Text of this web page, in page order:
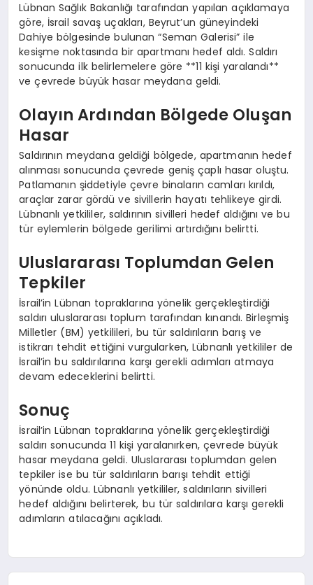
Lübnan Sağlık Bakanlığı tarafından yapılan açıklamaya
göre, İsrail savaş uçakları, Beyrut’un güneyindeki
Dahiye bölgesinde bulunan “Seman Galerisi” ile
kesişme noktasında bir apartmanı hedef aldı. Saldırı
sonucunda ilk belirlemelere göre **11 kişi yaralandı**
ve çevrede büyük hasar meydana geldi.
Olayın Ardından Bölgede Oluşan
Hasar
Saldırının meydana geldiği bölgede, apartmanın hedef
alınması sonucunda çevrede geniş çaplı hasar oluştu.
Patlamanın şiddetiyle çevre binaların camları kırıldı,
araçlar zarar gördü ve sivillerin hayatı tehlikeye girdi.
Lübnanlı yetkililer, saldırının sivilleri hedef aldığını ve bu
tür eylemlerin bölgede gerilimi artırdığını belirtti.
Uluslararası Toplumdan Gelen
Tepkiler
İsrail’in Lübnan topraklarına yönelik gerçekleştirdiği
saldırı uluslararası toplum tarafından kınandı. Birleşmiş
Milletler (BM) yetkilileri, bu tür saldırıların barış ve
istikrarı tehdit ettiğini vurgularken, Lübnanlı yetkililer de
İsrail’in bu saldırılarına karşı gerekli adımları atmaya
devam edeceklerini belirtti.
Sonuç
İsrail’in Lübnan topraklarına yönelik gerçekleştirdiği
saldırı sonucunda 11 kişi yaralanırken, çevrede büyük
hasar meydana geldi. Uluslararası toplumdan gelen
tepkiler ise bu tür saldırıların barışı tehdit ettiği
yönünde oldu. Lübnanlı yetkililer, saldırıların sivilleri
hedef aldığını belirterek, bu tür saldırılara karşı gerekli
adımların atılacağını açıkladı.